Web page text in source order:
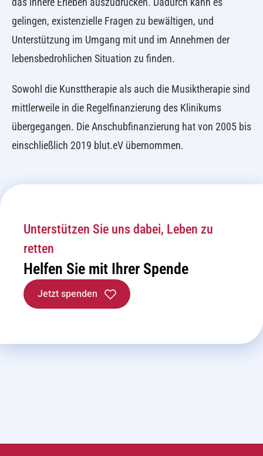
gelingen, existenzielle Fragen zu bewältigen, und
Unterstützung im Umgang mit und im Annehmen der
lebensbedrohlichen Situation zu finden.
Sowohl die Kunsttherapie als auch die Musiktherapie sind
mittlerweile in die Regelfinanzierung des Klinikums
übergegangen. Die Anschubfinanzierung hat von 2005 bis
einschließlich 2019 blut.eV übernommen.
Unterstützen Sie uns dabei, Leben zu
retten
Helfen Sie mit Ihrer Spende
Jetzt spenden